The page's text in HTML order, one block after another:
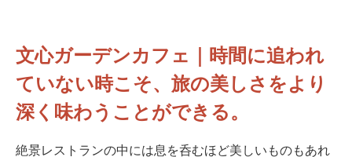
文心ガーデンカフェ｜時間に追われ
ていない時こそ、旅の美しさをより
深く味わうことができる。
絶景レストランの中には息を呑むほど美しいものもあれ